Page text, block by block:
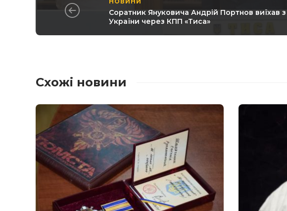
Соратник Януковича Андрій Портнов виїхав з
України через КПП «Тиса»
Схожі новини